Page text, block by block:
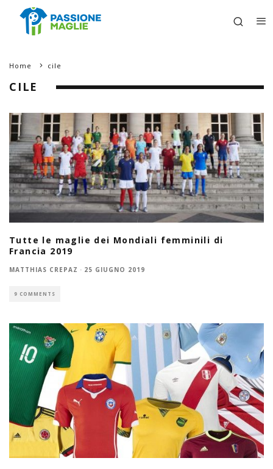
Home cile
CILE
Tutte le maglie dei Mondiali femminili di
Francia 2019
MATTHIAS CREPAZ · 25 GIUGNO 2019
9 COMMENTS